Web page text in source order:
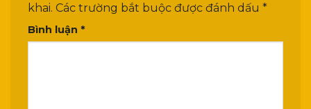
khai. Các trường bắt buộc được đánh dấu *
Bình luận *